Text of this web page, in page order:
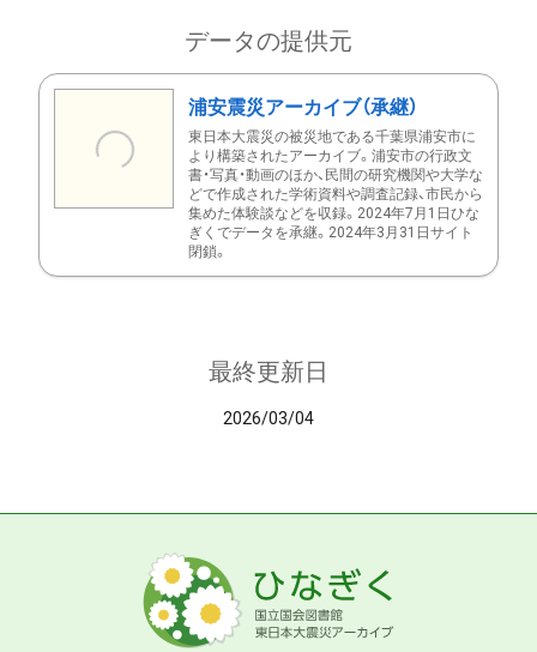
データの提供元
浦安震災アーカイブ（承継）
東日本大震災の被災地である千葉県浦安市に
より構築されたアーカイブ。浦安市の行政文
書・写真・動画のほか、民間の研究機関や大学な
どで作成された学術資料や調査記録、市民から
集めた体験談などを収録。2024年7月1日ひな
ぎくでデータを承継。2024年3月31日サイト
閉鎖。
最終更新日
2026/03/04